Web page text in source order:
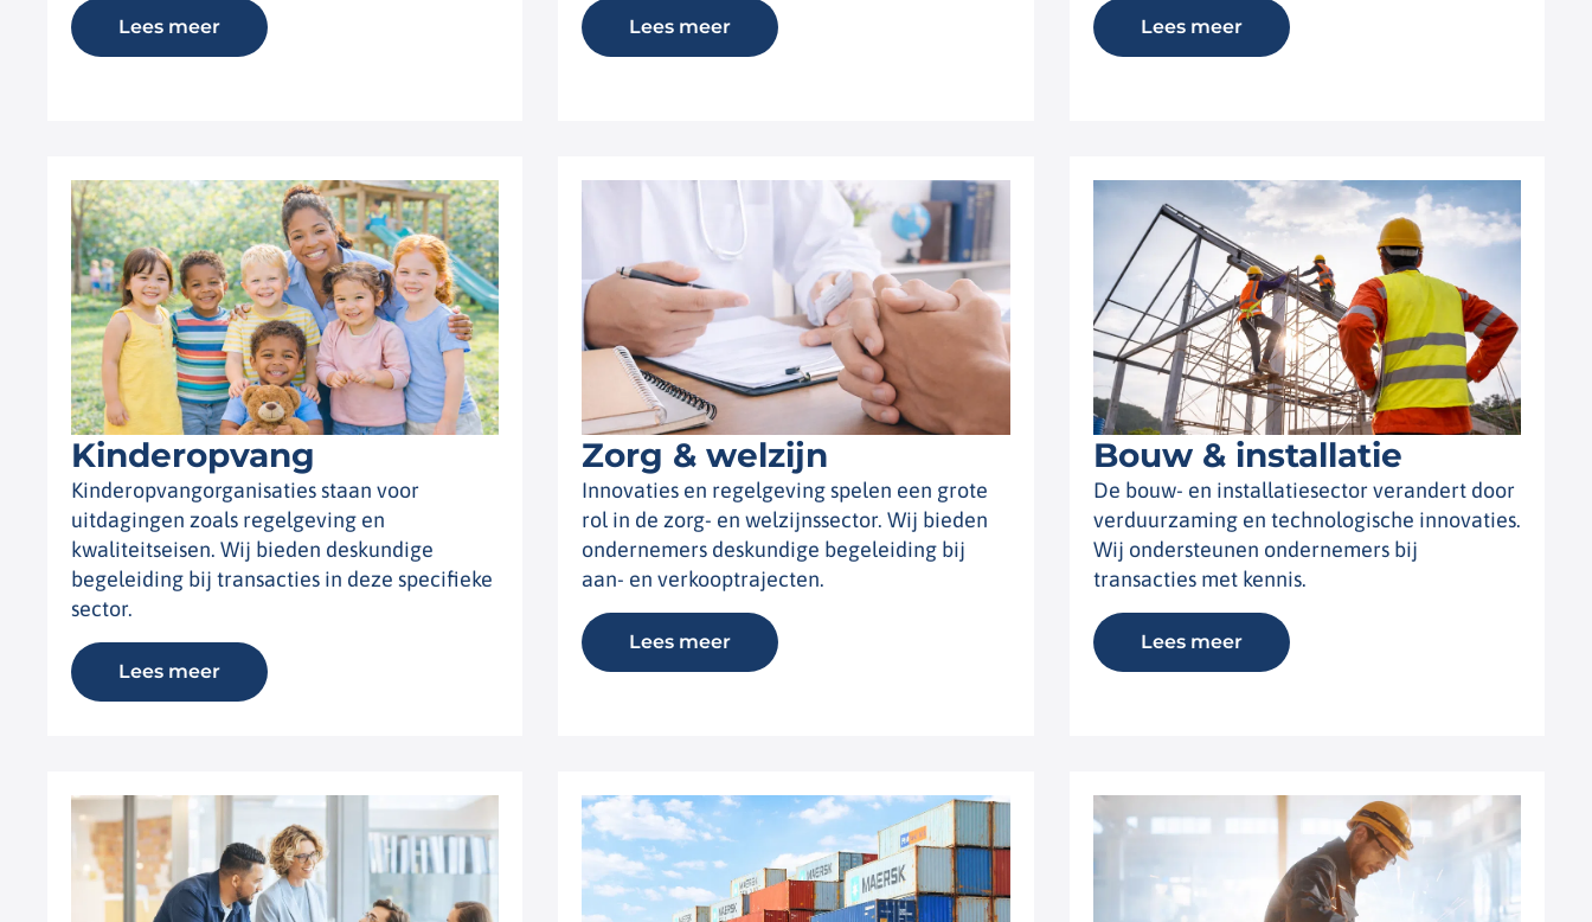
Lees meer Lees meer Lees meer
Kinderopvang
Kinderopvangorganisaties staan voor
uitdagingen zoals regelgeving en
kwaliteitseisen. Wij bieden deskundige
begeleiding bij transacties in deze specifieke
sector.
Lees meer
Zorg & welzijn
Innovaties en regelgeving spelen een grote
rol in de zorg- en welzijnssector. Wij bieden
ondernemers deskundige begeleiding bij
aan- en verkooptrajecten.
Lees meer
Bouw & installatie
De bouw- en installatiesector verandert door
verduurzaming en technologische innovaties.
Wij ondersteunen ondernemers bij
transacties met kennis.
Lees meer